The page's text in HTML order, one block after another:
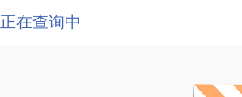
正在查询中